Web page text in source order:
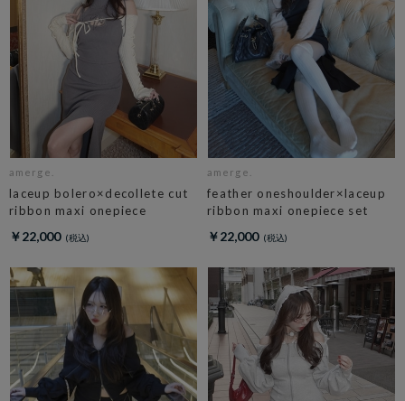
amerge.
laceup bolero×decollete cut
ribbon maxi onepiece
￥22,000
amerge.
feather oneshoulder×laceup
ribbon maxi onepiece set
￥22,000